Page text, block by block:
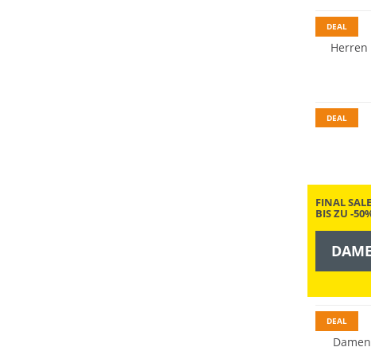
DEAL
Herren
DEAL
FINAL SALE
BIS ZU -
DEAL